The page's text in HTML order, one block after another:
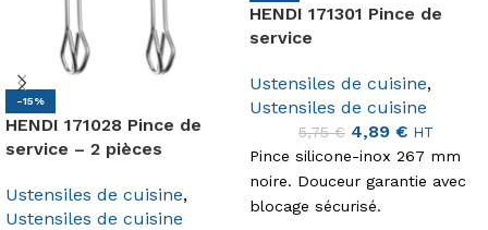
-15%
HENDI 171028 Pince de
service – 2 pièces
Ustensiles de cuisine,
Ustensiles de cuisine
HENDI 171301 Pince de
service
Ustensiles de cuisine,
Ustensiles de cuisine
5,75€ 4,89 € HT
Pince silicone-inox 267 mm
noire. Douceur garantie avec
blocage sécurisé.